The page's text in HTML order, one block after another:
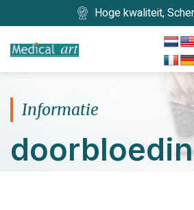
Hoge kwaliteit,
Informatie